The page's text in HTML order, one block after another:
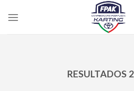
RESULTADOS